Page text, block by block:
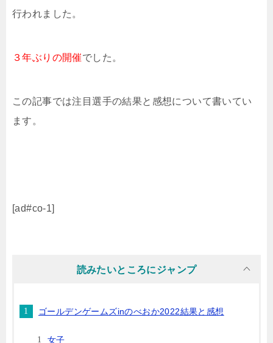
行われました。
３年ぶりの開催でした。
この記事では注目選手の結果と感想について書いてい
ます。
[ad#co-1]
読みたいところにジャンプ
ゴールデンゲームズinのべおか2022結果と感想
女子